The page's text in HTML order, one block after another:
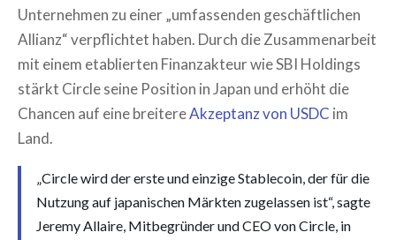
Unternehmen zu einer „umfassenden geschäftlichen
Allianz“ verpflichtet haben. Durch die Zusammenarbeit
mit einem etablierten Finanzakteur wie SBI Holdings
stärkt Circle seine Position in Japan und erhöht die
Chancen auf eine breitereAkzeptanz von USDC im
Land.
„Circle wird der erste und einzige Stablecoin, der für die
Nutzung auf japanischen Märkten zugelassen ist“, sagte
Jeremy Allaire, Mitbegründer und CEO von Circle, in